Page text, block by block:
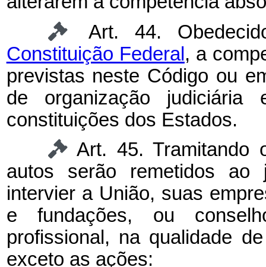
Art. 44.
Constituição Federal , a
previstas neste Código ou
de organização
constituições dos Estados.
Art. 45. Tramitando
autos serão remetidos ao
intervier a União, suas
e fundações, ou
profissional, na qualidade
exceto as ações: